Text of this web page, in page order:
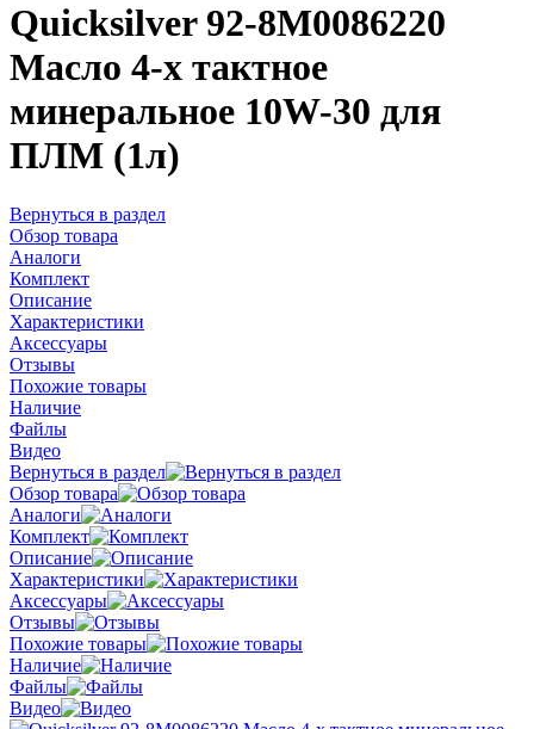
Quicksilver 92-8M0086220
Масло 4-х тактное
минеральное 10W-30 для
ПЛМ (1л)
Вернуться в раздел
Обзор товара
Аналоги
Комплект
Описание
Характеристики
Аксессуары
Отзывы
Похожие товары
Наличие
Файлы
Видео
Вернуться в раздел
Обзор товара
Аналоги
Комплект
Описание
Характеристики
Аксессуары
Отзывы
Похожие товары
Наличие
Файлы
Видео